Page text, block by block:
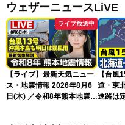
ウェザーニュースLiVE
ライブ放送中
【ライブ】最新天気ニュー
ス・地震情報 2026年8月6
日(木) ／令和8年熊本地震情
【台風
道・東
進路は